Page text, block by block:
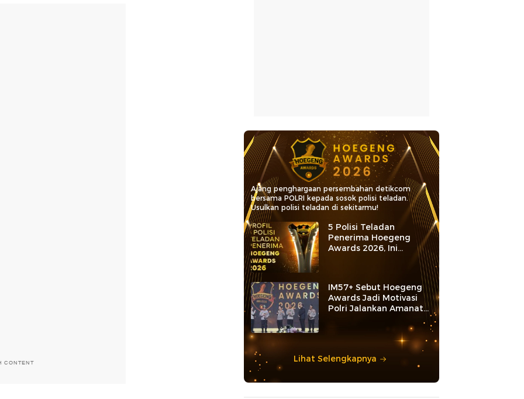
CONTENT
Ajang penghargaan persembahan detikcom
bersama POLRI kepada sosok polisi teladan.
Usulkan polisi teladan di sekitarmu!
5 Polisi Teladan
Penerima Hoegeng
Awards 2026, Ini
Kategori dan Kiprahnya
IM57+ Sebut Hoegeng
Awards Jadi Motivasi
Polri Jalankan Amanat
Lihat Selengkapnya